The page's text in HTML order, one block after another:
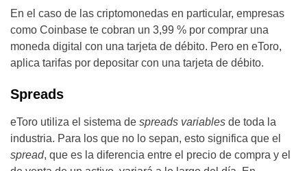
En el caso de las criptomonedas en particular, empresas
como Coinbase te cobran un 3,99 % por comprar una
moneda digital con una tarjeta de débito. Pero en eToro,
aplica tarifas por depositar con una tarjeta de débito.
Spreads
eToro utiliza el sistema de spreads variables de toda la
industria. Para los que no lo sepan, esto significa que el
spread, que es la diferencia entre el precio de compra y el